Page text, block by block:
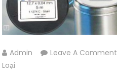
Admin Leave A Comment
Loại